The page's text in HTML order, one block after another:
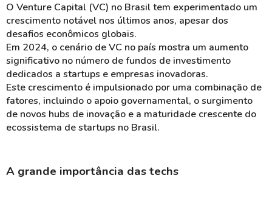
O Venture Capital (VC) no Brasil tem experimentado um
crescimento notável nos últimos anos, apesar dos
desafios econômicos globais.
Em 2024, o cenário de VC no país mostra um aumento
significativo no número de fundos de investimento
dedicados a startups e empresas inovadoras.
Este crescimento é impulsionado por uma combinação de
fatores, incluindo o apoio governamental, o surgimento
de novos hubs de inovação e a maturidade crescente do
ecossistema de startups no Brasil.
A grande importância das techs